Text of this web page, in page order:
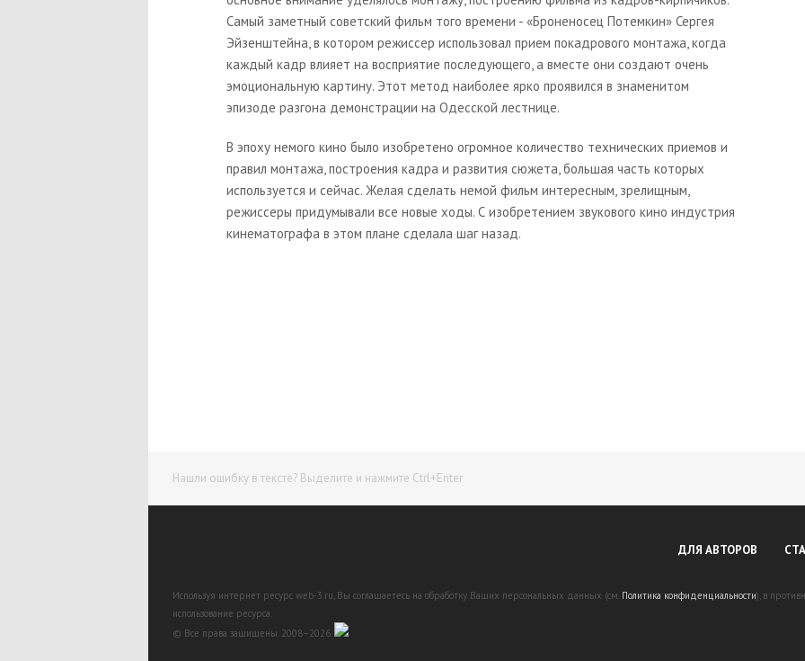
Самый заметный советский фильм того времени - «Броненосец Потемкин» Сергея
Эйзенштейна, в котором режиссер использовал прием покадрового монтажа, когда
каждый кадр влияет на восприятие последующего, а вместе они создают очень
эмоциональную картину. Этот метод наиболее ярко проявился в знаменитом
эпизоде разгона демонстрации на Одесской лестнице.
В эпоху немого кино было изобретено огромное количество технических приемов и
правил монтажа, построения кадра и развития сюжета, большая часть которых
используется и сейчас. Желая сделать немой фильм интересным, зрелищным,
режиссеры придумывали все новые ходы. С изобретением звукового кино индустрия
кинематографа в этом плане сделала шаг назад.
Нашли ошибку в тексте? Выделите и нажмите Ctrl+Enter
ДЛЯ АВТОРОВ
Используя интернет ресурс web-3.ru, Вы соглашаетесь на обработку Ваших персональных данных (см. Политика конфиденциальности), в
использование ресурса.
© Все права защищены. 2008–2026.